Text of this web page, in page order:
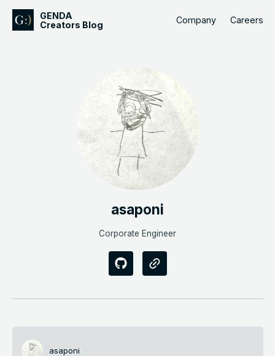
GENDA
Creators Blog
Company Careers
asaponi
Corporate Engineer
asaponi